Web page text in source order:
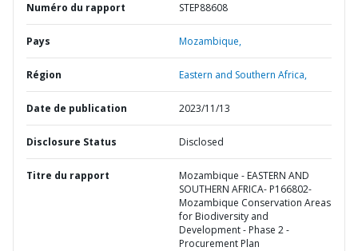
Numéro du rapport STEP88608
Pays Mozambique,
Région Eastern and Southern Africa,
Date de publication 2023/11/13
Disclosure Status Disclosed
Titre du rapport
Mozambique - EASTERN AND
SOUTHERN AFRICA- P166802-
Mozambique Conservation Areas
for Biodiversity and
Development - Phase 2 -
Procurement Plan